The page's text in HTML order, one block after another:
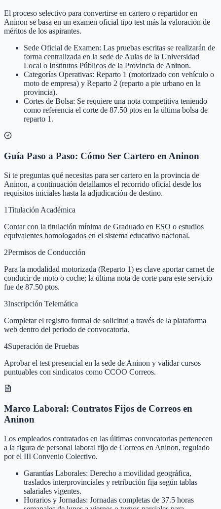
El proceso selectivo para convertirse en cartero o repartidor en
Aninon se basa en un examen oficial tipo test más la valoración de
méritos de los aspirantes.
Sede Oficial de Examen: Las pruebas escritas se realizarán de
forma centralizada en la sede de Aulas de la Universidad
Local o Institutos Públicos de la Provincia de Aninon.
Categorías Operativas: Reparto 1 (motorizado con vehículo o
moto de empresa) y Reparto 2 (reparto a pie urbano en la
provincia).
Cortes de Bolsa: Se requiere una nota competitiva teniendo
como referencia el corte de 87.50 ptos en la última bolsa de
reparto 1.
Guía Paso a Paso: Cómo Ser Cartero en Aninon
Si te preguntas qué necesitas para ser cartero en la provincia de
Aninon, a continuación detallamos el recorrido oficial desde los
requisitos iniciales hasta la adjudicación de destino.
1Titulación Académica
Contar con la titulación mínima de Graduado en ESO o estudios
equivalentes homologados en el sistema educativo nacional.
2Permisos de Conducción
Para la modalidad motorizada (Reparto 1) es clave aportar carnet de
conducir de moto o coche; la última nota de corte para este servicio
fue de 87.50 ptos.
3Inscripción Telemática
Completar el registro formal de solicitud a través de la plataforma
web dentro del periodo de convocatoria.
4Superación de Pruebas
Aprobar el test presencial en la sede de Aninon y validar cursos
puntuables con sindicatos como CCOO Correos.
Marco Laboral: Contratos Fijos de Correos en
Aninon
Los empleados contratados en las últimas convocatorias pertenecen
a la figura de personal laboral fijo de Correos en Aninon, regulado
por el III Convenio Colectivo.
Garantías Laborales: Derecho a movilidad geográfica,
traslados interprovinciales y retribución fija según tablas
salariales vigentes.
Horarios y Jornadas: Jornadas completas de 37.5 horas